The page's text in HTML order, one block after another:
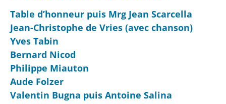
Table d’honneur puis Mrg Jean Scarcella
Jean-Christophe de Vries (avec chanson)
Yves Tabin
Bernard Nicod
Philippe Miauton
Aude Folzer
Valentin Bugna puis Antoine Salina